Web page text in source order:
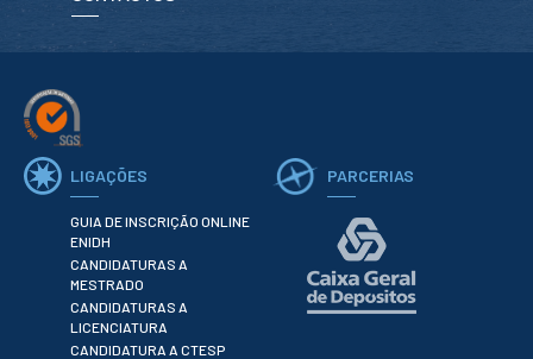
ERASMUS +
Erasmus
ESTUDANTES
Informação
Académica
Ação Social
Desporto Escolar
Gabinete de
Apoio ao
Estudante
Guia do
Estudante
LIGAÇÕES
GUIA DE INSCRIÇÃO ONLINE
ENIDH
CANDIDATURAS A
MESTRADO
CANDIDATURAS A
LICENCIATURA
CANDIDATURA A CTESP
PARCERIAS